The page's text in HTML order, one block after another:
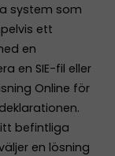
system som
ett
en
en SIE-fil eller
Online för
befintliga
en lösning